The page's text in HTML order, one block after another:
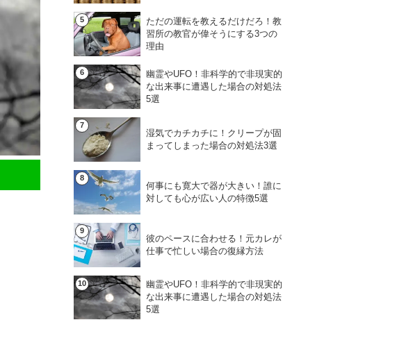
ただの運転を教えるだけだろ！教
習所の教官が偉そうにする3つの
理由
幽霊やUFO！非科学的で非現実的
な出来事に遭遇した場合の対処法
5選
湿気でカチカチに！クリープが固
まってしまった場合の対処法3選
何事にも寛大で器が大きい！誰に
対しても心が広い人の特徴5選
彼のペースに合わせる！元カレが
仕事で忙しい場合の復縁方法
幽霊やUFO！非科学的で非現実的
な出来事に遭遇した場合の対処法
5選